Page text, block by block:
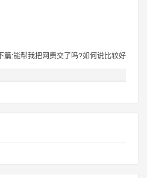
下篇:能帮我把网费交了吗?如何说比较好